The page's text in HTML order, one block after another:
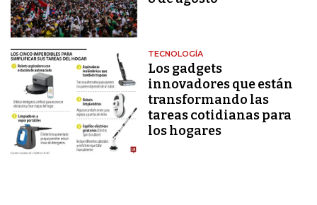
TECNOLOGÍA
Los gadgets
innovadores que están
transformando las
tareas cotidianas para
los hogares